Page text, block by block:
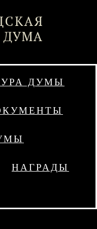
ДУМЫ
НАГРАДЫ